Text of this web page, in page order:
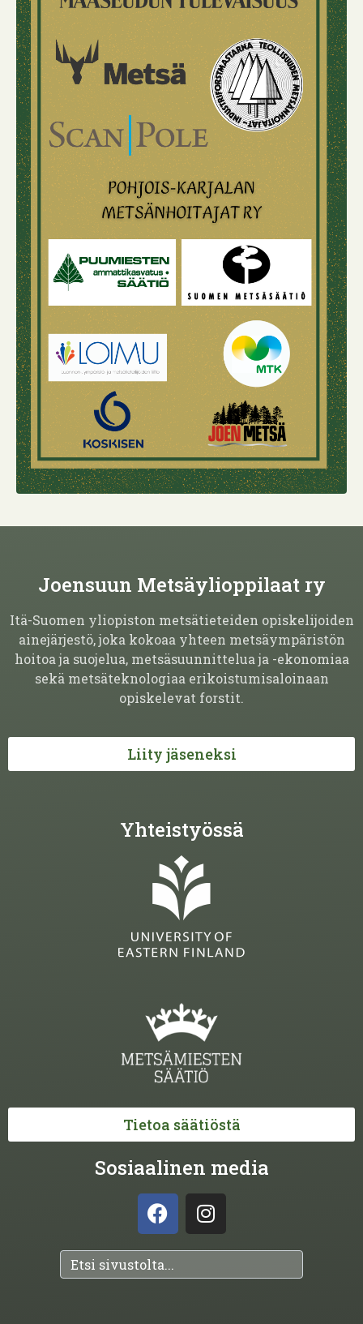
Joensuun Metsäylioppilaat ry
Itä-Suomen yliopiston metsätieteiden opiskelijoiden
ainejärjestö, joka kokoaa yhteen metsäympäristön
hoitoa ja suojelua, metsäsuunnittelua ja -ekonomiaa
sekä metsäteknologiaa erikoistumisaloinaan
opiskelevat forstit.
Liity jäseneksi
Yhteistyössä
Tietoa säätiöstä
Sosiaalinen media